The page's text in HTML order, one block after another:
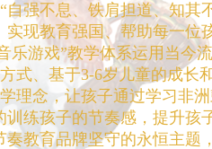
自强不息、铁肩担道、知
实现教育强国、帮助每一
乐游戏”教学体系运用当今
式、基于3-6岁儿童的成长
理念，让孩子通过学习非
训练孩子的节奏感，提升
奏教育品牌坚守的永恒主